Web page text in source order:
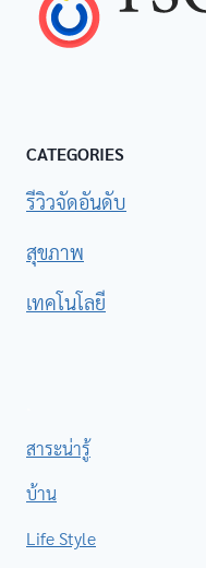
รองเท้า
นักเรียนหญิง
Gerry Gang
TP999
รองเท้า
นักเรียนหญิง
แมรี่เจน
CATEGORIES
รีวิวจัดอันดับ
สุขภาพ
เทคโนโลยี
สาระน่ารู้
บ้าน
Life Style